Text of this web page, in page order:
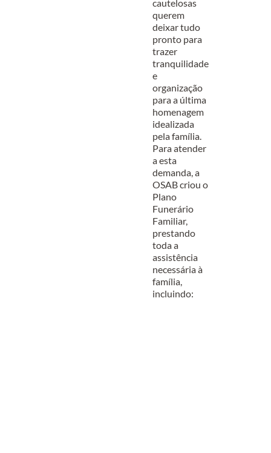
cautelosas
querem
deixar tudo
pronto para
trazer
tranquilidade
e
organização
para a última
homenagem
idealizada
pela família.
Para atender
a esta
demanda, a
OSAB criou o
Plano
Funerário
Familiar,
prestando
toda a
assistência
necessária à
família,
incluindo: